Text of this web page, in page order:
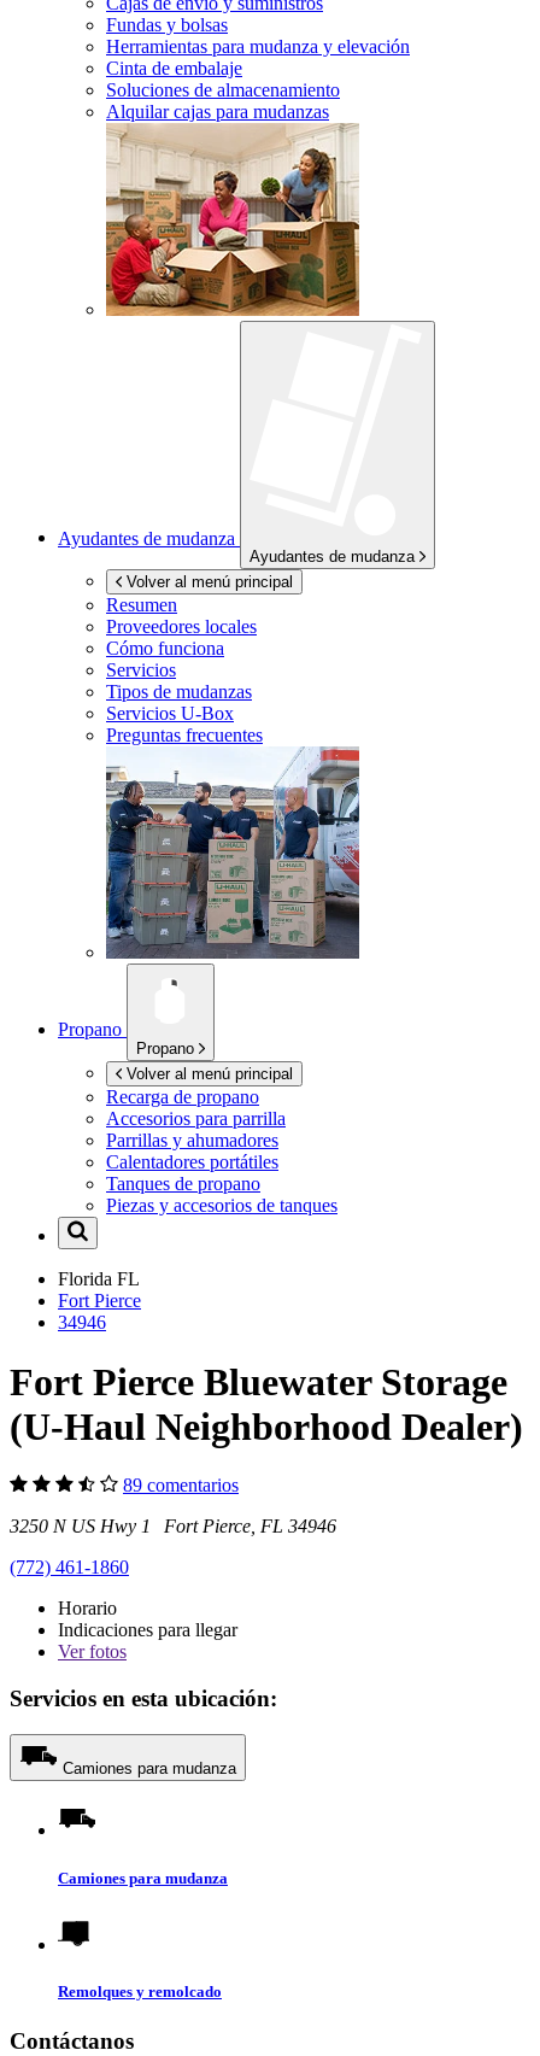
Fundas y bolsas
Herramientas para mudanza y elevación
Cinta de embalaje
Soluciones de almacenamiento
Alquilar cajas para mudanzas
Ayudantes de mudanza
Ayudantes de mudanza
Volver al menú principal
Resumen
Proveedores locales
Cómo funciona
Servicios
Tipos de mudanzas
Servicios U-Box
Preguntas frecuentes
Propano
Propano
Volver al menú principal
Recarga de propano
Accesorios para parrilla
Parrillas y ahumadores
Calentadores portátiles
Tanques de propano
Piezas y accesorios de tanques
Florida FL
Fort Pierce
34946
Fort Pierce Bluewater Storage
(U-Haul Neighborhood Dealer)
89 comentarios
3250 N US Hwy 1 Fort Pierce, FL 34946
(772) 461-1860
Horario
Indicaciones para llegar
Verfotos
Servicios en esta ubicación:
Camiones para mudanza
Camiones para mudanza
Remolques y remolcado
Contáctanos